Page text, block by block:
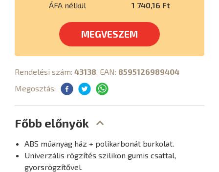
ÁFA nélkül 1 740,16 Ft
MEGVESZEM
Rendelési szám: 43138, EAN: 8595126989404
Megosztás:
Főbb előnyök
ABS műanyag ház + polikarbonát burkolat.
Univerzális rögzítés szilikon gumis csattal,
gyorsrögzítővel.